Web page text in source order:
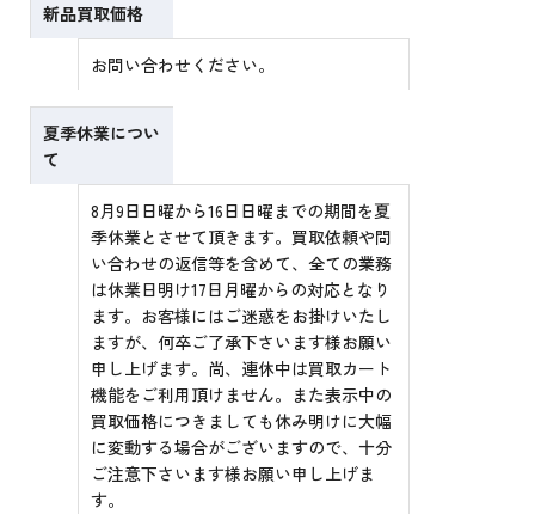
新品買取価格
お問い合わせください。
夏季休業につい
て
8月9日日曜から16日日曜までの期間を夏
季休業とさせて頂きます。買取依頼や問
い合わせの返信等を含めて、全ての業務
は休業日明け17日月曜からの対応となり
ます。お客様にはご迷惑をお掛けいたし
ますが、何卒ご了承下さいます様お願い
申し上げます。尚、連休中は買取カート
機能をご利用頂けません。また表示中の
買取価格につきましても休み明けに大幅
に変動する場合がございますので、十分
ご注意下さいます様お願い申し上げま
す。